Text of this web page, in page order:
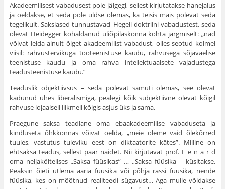
Akadeemilisest vabadusest pole jälgegi, sellest kirjutatakse hanejalus
ja öeldakse, et seda pole üldse olemas, ka teisis mais polevat seda
tegelikult. Sakslased tunnustavad Hegeli doktriini vabadustest, seda
olevat Heidegger kohaldanud üliõpilaskonna kohta järgmiselt: „nad
võivat leida ainult õiget akadeemilist vabadust, olles seotud kolmel
vii­sil: rahvustervikuga tööteenistuse kaudu, rahvusega sõjaväelise
teenistuse kaudu ja oma rahva intellek­tuaalsete vajadustega
teadusteenistuse kaudu.”
Teaduslik objektiivsus – seda polevat samuti olemas, see olevat
kadunud ühes liberalismiga, pealegi kõik subjektiivne olevat kõigil
rahvuse lojaalseil liik­meil kõigis asjus üks ja sama.
Praegune saksa teadlane oma ebaakadeemilise vabaduseta ja
kindluseta õhkkonnas võivat öelda, „meie oleme vaid õlekõrred
tuules, vastutus tuleviku eest on diktaatorite kätes”. Milline on
ehtsaksa teadus, sellest paar näidet. Nii kirjutavat prof. L e n a r d
oma neljaköitelises „Saksa füüsikas” … ,,Saksa füüsika – küsitakse.
Peaksin õieti ütlema aaria füüsika või põhja rassi füüsika, nende
füüsika, kes on mõõtnud realiteedi sügavust… Aga mulle võidakse